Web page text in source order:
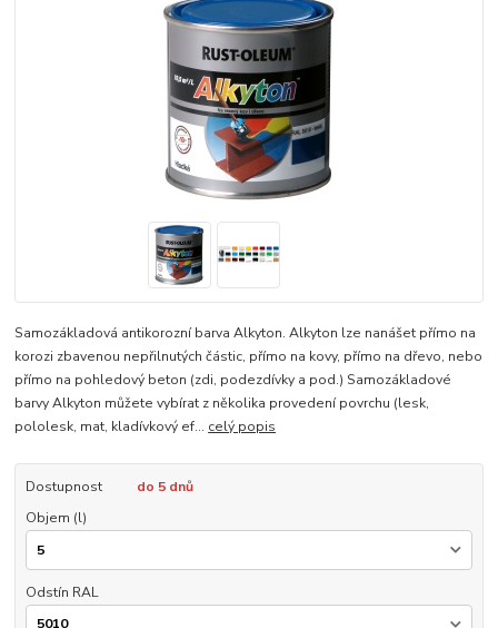
Samozákladová antikorozní barva Alkyton. Alkyton lze nanášet přímo na
korozi zbavenou nepřilnutých částic, přímo na kovy, přímo na dřevo, nebo
přímo na pohledový beton (zdi, podezdívky a pod.) Samozákladové
barvy Alkyton můžete vybírat z několika provedení povrchu (lesk,
pololesk, mat, kladívkový ef... celý popis
Dostupnost
do 5 dnů
Objem (l)
Odstín RAL